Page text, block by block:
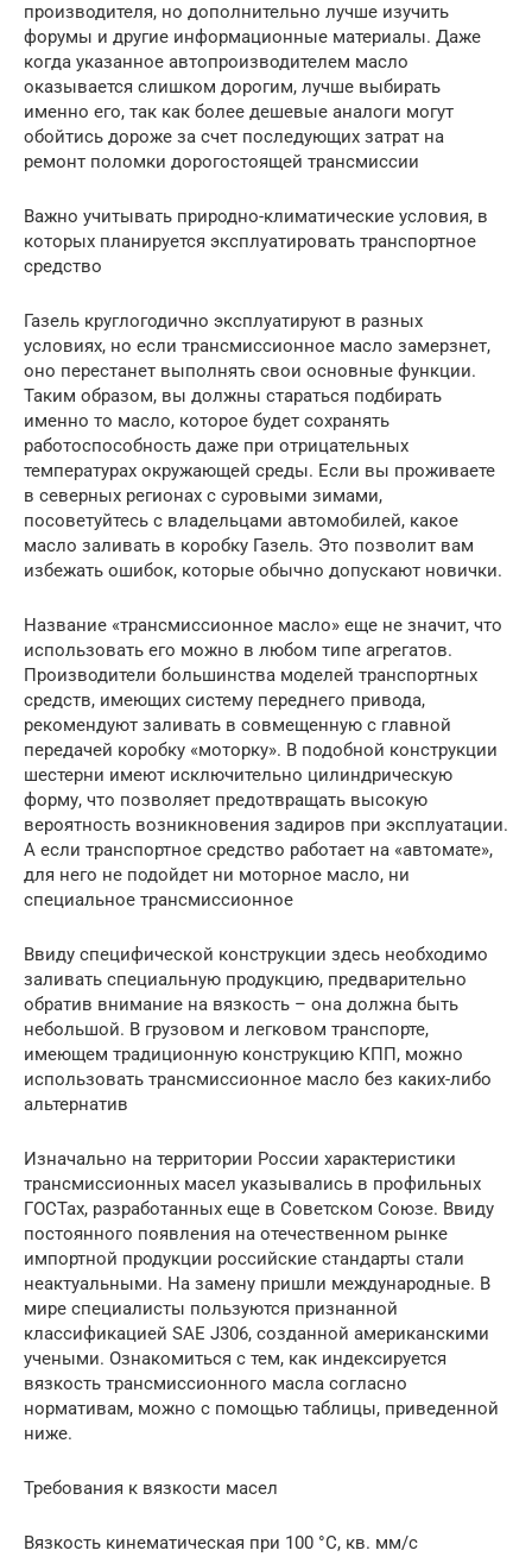
производителя, но дополнительно лучше изучить
форумы и другие информационные материалы. Даже
когда указанное автопроизводителем масло
оказывается слишком дорогим, лучше выбирать
именно его, так как более дешевые аналоги могут
обойтись дороже за счет последующих затрат на
ремонт поломки дорогостоящей трансмиссии
Важно учитывать природно-климатические условия, в
которых планируется эксплуатировать транспортное
средство
Газель круглогодично эксплуатируют в разных
условиях, но если трансмиссионное масло замерзнет,
оно перестанет выполнять свои основные функции.
Таким образом, вы должны стараться подбирать
именно то масло, которое будет сохранять
работоспособность даже при отрицательных
температурах окружающей среды. Если вы проживаете
в северных регионах с суровыми зимами,
посоветуйтесь с владельцами автомобилей, какое
масло заливать в коробку Газель. Это позволит вам
избежать ошибок, которые обычно допускают новички.
Название «трансмиссионное масло» еще не значит, что
использовать его можно в любом типе агрегатов.
Производители большинства моделей транспортных
средств, имеющих систему переднего привода,
рекомендуют заливать в совмещенную с главной
передачей коробку «моторку». В подобной конструкции
шестерни имеют исключительно цилиндрическую
форму, что позволяет предотвращать высокую
вероятность возникновения задиров при эксплуатации.
А если транспортное средство работает на «автомате»,
для него не подойдет ни моторное масло, ни
специальное трансмиссионное
Ввиду специфической конструкции здесь необходимо
заливать специальную продукцию, предварительно
обратив внимание на вязкость – она должна быть
небольшой. В грузовом и легковом транспорте,
имеющем традиционную конструкцию КПП, можно
использовать трансмиссионное масло без каких-либо
альтернатив
Изначально на территории России характеристики
трансмиссионных масел указывались в профильных
ГОСТах, разработанных еще в Советском Союзе. Ввиду
постоянного появления на отечественном рынке
импортной продукции российские стандарты стали
неактуальными. На замену пришли международные. В
мире специалисты пользуются признанной
классификацией SAE J306, созданной американскими
учеными. Ознакомиться с тем, как индексируется
вязкость трансмиссионного масла согласно
нормативам, можно с помощью таблицы, приведенной
ниже.
Требования к вязкости масел
Вязкость кинематическая при 100 °С, кв. мм/с